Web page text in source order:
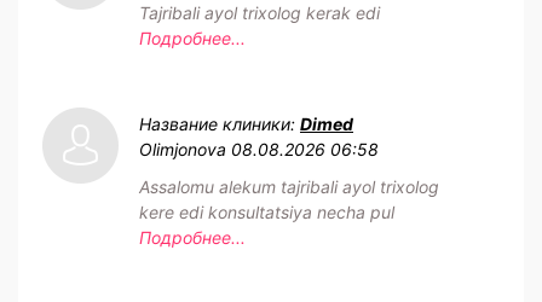
Tajribali ayol trixolog kerak edi
Подробнее...
Название клиники: Dimed
Olimjonova 08.08.2026 06:58
Assalomu alekum tajribali ayol trixolog
kere edi konsultatsiya necha pul
Подробнее...